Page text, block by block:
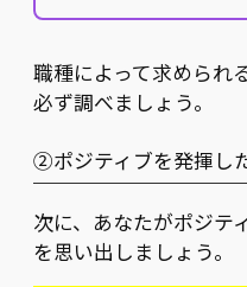
職種によって求められ
必ず調べましょう。
②ポジティブを発揮し
次に、あなたがポジテ
を思い出しましょう。